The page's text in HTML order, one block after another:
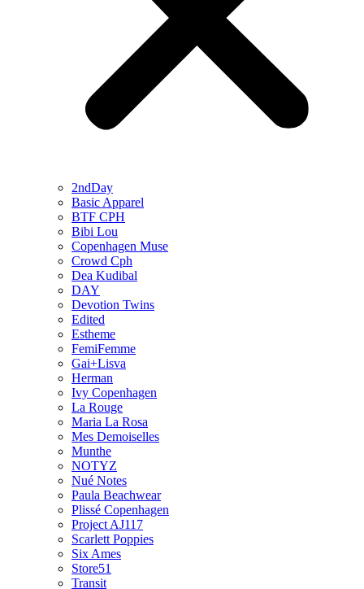
2ndDay
Basic Apparel
BTF CPH
Bibi Lou
Copenhagen Muse
Crowd Cph
Dea Kudibal
DAY
Devotion Twins
Edited
Estheme
FemiFemme
Gai+Lisva
Herman
Ivy Copenhagen
La Rouge
Maria La Rosa
Mes Demoiselles
Munthe
NOTYZ
Nué Notes
Paula Beachwear
Plissé Copenhagen
Project AJ117
Scarlett Poppies
Six Ames
Store51
Transit